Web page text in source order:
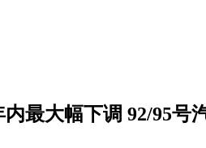
最大幅下调 92/95号